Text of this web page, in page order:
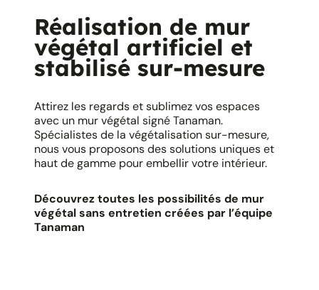
Réalisation de mur
végétal artificiel et
stabilisé sur-mesure
Attirez les regards et sublimez vos espaces
avec un mur végétal signé Tanaman.
Spécialistes de la végétalisation sur-mesure,
nous vous proposons des solutions uniques et
haut de gamme pour embellir votre intérieur. ​
Découvrez toutes les possibilités de mur
végétal sans entretien créées par l’équipe
Tanaman